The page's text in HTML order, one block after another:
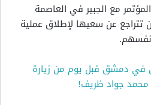
مع الجبير في العاصمة
تتراجع عن سعيها لإطلاق عملية
في دمشق قبل يوم من زيارة
محمد جواد ظريف!